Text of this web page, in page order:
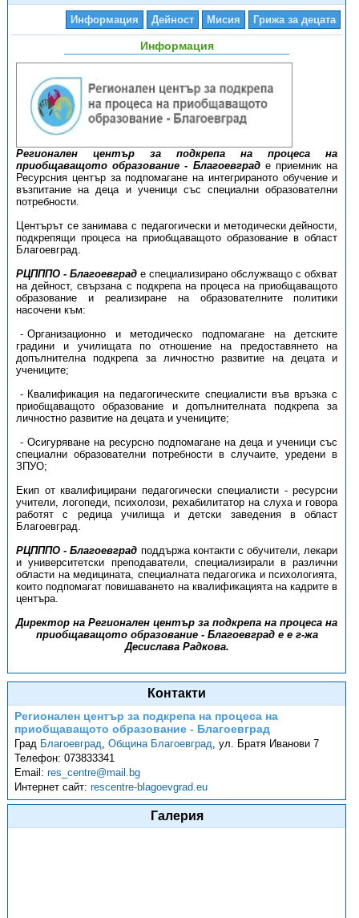
Информация Дейност Мисия Грижа за децата
Информация
Регионален център за подкрепа на процеса на
приобщаващото образование - Благоевграде приемник на
Ресурсния център за подпомагане на интегрираното обучение и
възпитание на деца и ученици със специални образователни
потребности.
Центърът се занимава с педагогически и методически дейности,
подкрепящи процеса на приобщаващото образование в област
Благоевград.
РЦПППО - Благоевград е специализирано обслужващо с обхват
на дейност, свързана с подкрепа на процеса на приобщаващото
образование и реализиране на образователните политики
насочени към:
Организационно и методическо подпомагане на детските
градини и училищата по отношение на предоставянето на
допълнителна подкрепа за личностно развитие на децата и
учениците;
Квалификация на педагогическите специалисти във връзка с
приобщаващото образование и допълнителната подкрепа за
личностно развитие на децата и учениците;
Осигуряване на ресурсно подпомагане на деца и ученици със
специални образователни потребности в случаите, уредени в
ЗПУО;
Екип от квалифицирани педагогически специалисти - ресурсни
учители, логопеди, психолози, рехабилитатор на слуха и говора
работят с редица училища и детски заведения в област
Благоевград.
РЦПППО - Благоевград поддържа контакти с обучители, лекари
и университетски преподаватели, специализирали в различни
области на медицината, специалната педагогика и психологията,
които подпомагат повишаването на квалификацията на кадрите в
центъра.
Директор на Регионален център за подкрепа на процеса на
приобщаващото образование - Благоевград е е г-жа
Десислава Радкова.
Контакти
Регионален център за подкрепа на процеса на
приобщаващото образование - Благоевград
Град Благоевград,Община Благоевград,ул. Братя Иванови 7
Телефон:073833341
Email:res_centre@mail.bg
Интернет сайт:rescentre-blagoevgrad.eu
Галерия